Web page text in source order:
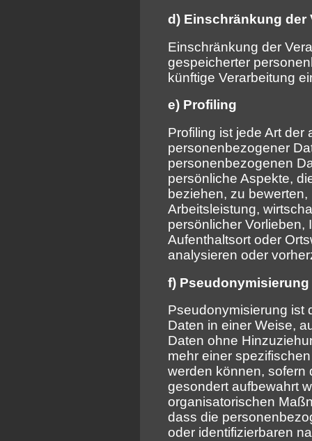
d) Einschränkung der
Einschränkung der
gespeicherter
künftige Verarbeitung
e) Profiling
Profiling ist jede Art der
personenbezogener
personenbezogenen
persönliche Aspekte,
beziehen, zu
Arbeitsleistung,
persönlicher Vorlieben,
Aufenthaltsort oder
analysieren oder
f) Pseudonymisierung
Pseudonymisierung ist
Daten in einer Weise,
Daten ohne
mehr einer
werden können, sofern
gesondert aufbewahrt
organisatorischen
dass die
oder identifizierbaren